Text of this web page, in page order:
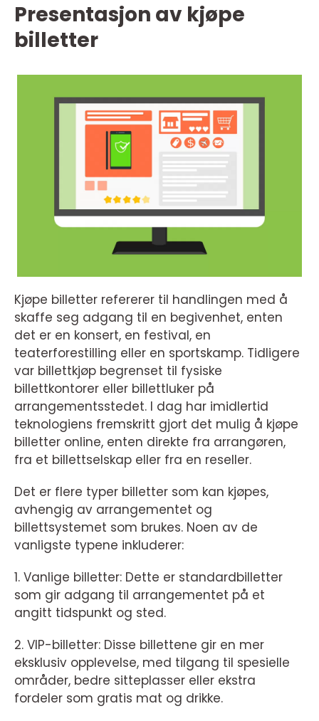
Presentasjon av kjøpe
billetter
Kjøpe billetter refererer til handlingen med å
skaffe seg adgang til en begivenhet, enten
det er en konsert, en festival, en
teaterforestilling eller en sportskamp. Tidligere
var billettkjøp begrenset til fysiske
billettkontorer eller billettluker på
arrangementsstedet. I dag har imidlertid
teknologiens fremskritt gjort det mulig å kjøpe
billetter online, enten direkte fra arrangøren,
fra et billettselskap eller fra en reseller.
Det er flere typer billetter som kan kjøpes,
avhengig av arrangementet og
billettsystemet som brukes. Noen av de
vanligste typene inkluderer:
1. Vanlige billetter: Dette er standardbilletter
som gir adgang til arrangementet på et
angitt tidspunkt og sted.
2. VIP-billetter: Disse billettene gir en mer
eksklusiv opplevelse, med tilgang til spesielle
områder, bedre sitteplasser eller ekstra
fordeler som gratis mat og drikke.